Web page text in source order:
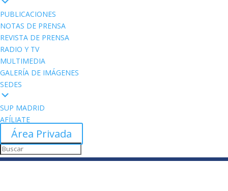
PUBLICACIONES
NOTAS DE PRENSA
REVISTA DE PRENSA
RADIO Y TV
MULTIMEDIA
GALERÍA DE IMÁGENES
SEDES
SUP MADRID
AFÍLIATE
Área Privada